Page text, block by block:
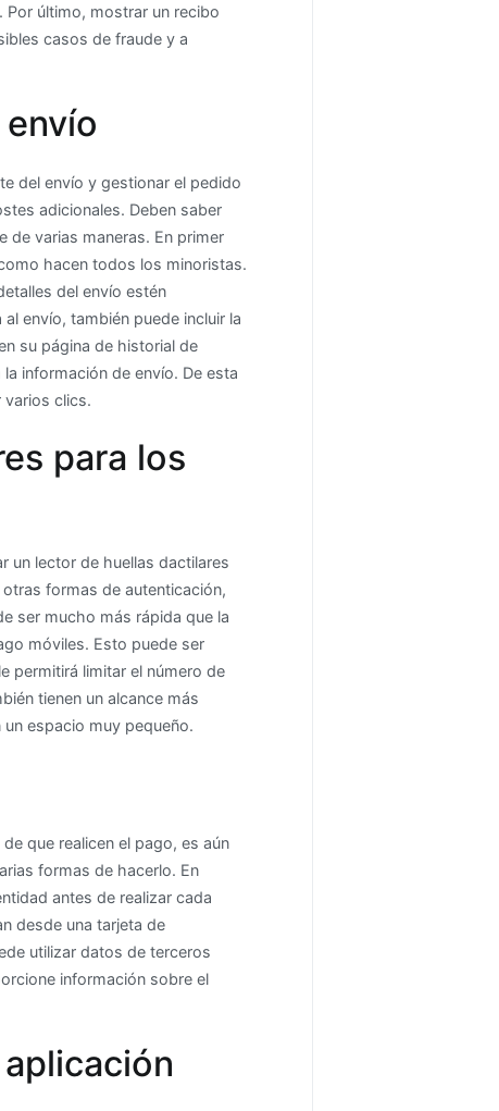
Por último, mostrar un recibo
casos de fraude y a
del envío y gestionar el pedido
adicionales. Deben saber
de varias maneras. En primer
hacen todos los minoristas.
del envío estén
envío, también puede incluir la
su página de historial de
información de envío. De esta
varios clics.
para los
un lector de huellas dactilares
formas de autenticación,
ser mucho más rápida que la
móviles. Esto puede ser
permitirá limitar el número de
tienen un alcance más
espacio muy pequeño.
que realicen el pago, es aún
formas de hacerlo. En
antes de realizar cada
desde una tarjeta de
utilizar datos de terceros
información sobre el